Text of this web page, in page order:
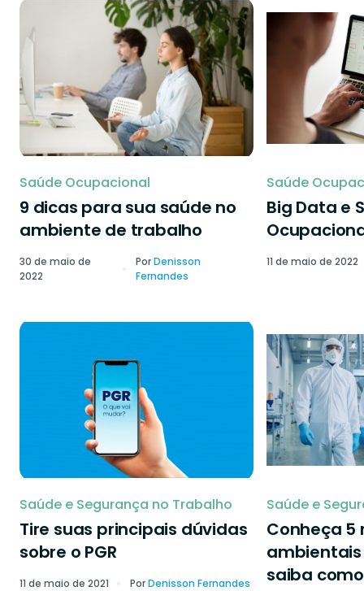
Saúde Ocupacional
9 dicas para sua saúde no
ambiente de trabalho
30 de maio de
2022
PorDenisson
Fernandes
Saúde
Big Data e
11 de maio de 2022
Saúde e Segurança no Trabalho
Tire suas principais dúvidas
sobre o PGR
11 de maio de 2021 PorDenisson Fernandes
Saúde e
Conheça 5
saiba